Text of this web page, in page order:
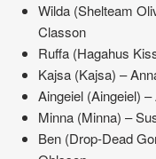
Wilda (Shelteam
Classon
Ruffa (Hagahus
Kajsa (Kajsa) –
Aingeiel (Aingeiel)
Minna (Minna) –
Ben (Drop-Dead